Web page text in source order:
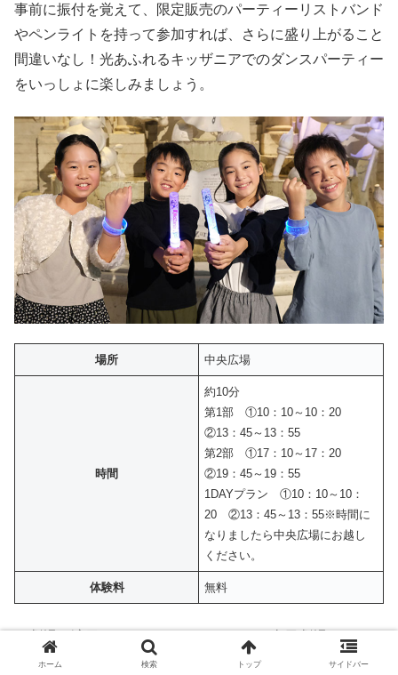
事前に振付を覚えて、限定販売のパーティーリストバンド
やペンライトを持って参加すれば、さらに盛り上がること
間違いなし！光あふれるキッザニアでのダンスパーティー
をいっしょに楽しみましょう。
場所 中央広場
時間
約10分
第1部 ①10：10～10：20
②13：45～13：55
第2部 ①17：10～17：20
②19：45～19：55
1DAYプラン ①10：10～10：
20 ②13：45～13：55※時間に
なりましたら中央広場にお越し
ください。
体験料 無料
※劇場の演目スケジュールについては、当日劇場のスタッ
フまでお問い合わせください。
ホーム 検索 トップ サイドバー